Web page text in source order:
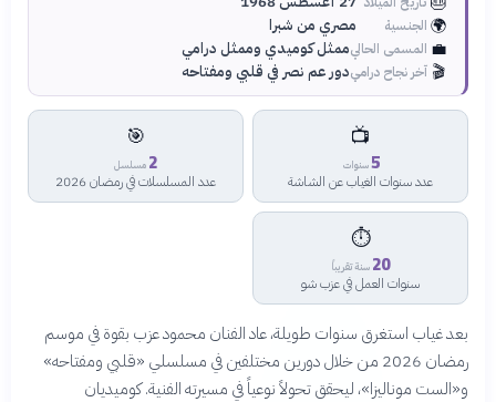
🌍 الجنسية مصري من شبرا
💼 المسمى الحاليممثل كوميدي وممثل درامي
🎬 آخر نجاح دراميدور عم نصر في قلبي ومفتاحه
📺
5سنوات
عدد سنوات الغياب عن الشاشة
🎯
2 مسلسل
عدد المسلسلات في رمضان 2026
⏱️
20 سنة تقريباً
سنوات العمل في عزب شو
بعد غياب استغرق سنوات طويلة، عاد الفنان محمود عزب بقوة في موسم
رمضان 2026 من خلال دورين مختلفين في مسلسلي «قلبي ومفتاحه»
و«الست موناليزا»، ليحقق تحولاً نوعياً في مسيرته الفنية. كوميديان